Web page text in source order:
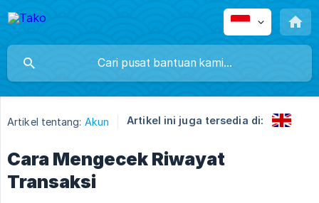
Artikel tentang: Akun Artikel ini juga tersedia di:
Cara Mengecek Riwayat
Transaksi